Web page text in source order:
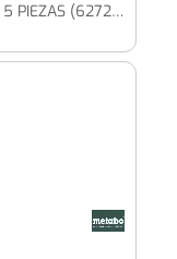
ESTUCHE DE BROCAS PARA MADERA, 5 PIEZAS (627200000)